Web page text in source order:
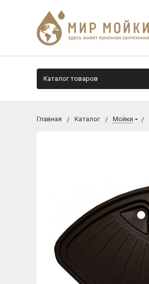
Каталог товаров
Главная Каталог Мойки